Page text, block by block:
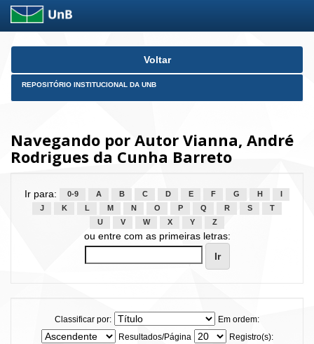
Skip
Voltar
REPOSITÓRIO INSTITUCIONAL DA UNB
Navegando por Autor Vianna, André
Rodrigues da Cunha Barreto
Ir para: 0-9 A B C D E F G H
J
K L M N O P Q R S
T
U
V W X Y Z
ou entre com as primeiras letras:
Classificar por:
Em ordem:
Resultados/Página
Registro(s):